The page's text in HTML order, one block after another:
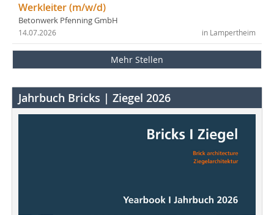
Werkleiter (m/w/d)
Betonwerk Pfenning GmbH
in Lampertheim
14.07.2026
Mehr Stellen
Jahrbuch Bricks | Ziegel 2026